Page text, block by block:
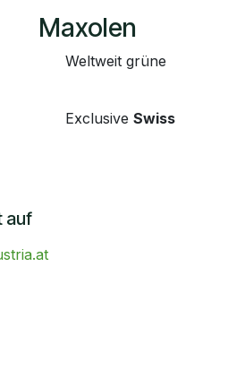
​Weltweit grüne
​Exclusive Swiss
auf